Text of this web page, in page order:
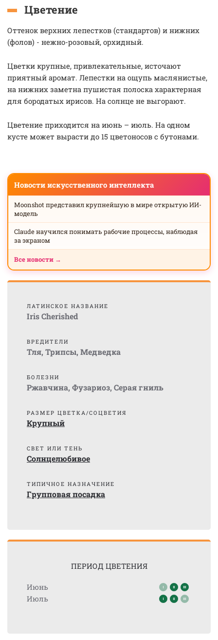
Цветение
Оттенок верхних лепестков (стандартов) и нижних
(фолов) - нежно-розовый, орхидный.
Цветки крупные, привлекательные, источают
приятный аромат. Лепестки на ощупь маслянистые,
на нижних заметна пушистая полоска характерная
для бородатых ирисов. На солнце не выгорают.
Цветение приходится на июнь – июль. На одном
кусте может вырасти до 15 цветоносов с бутонами.
Новости искусственного интеллекта
Moonshot представил крупнейшую в мире открытую ИИ-
модель
Claude научился понимать рабочие процессы, наблюдая
за экраном
Все новости →
ЛАТИНСКОЕ НАЗВАНИЕ
Iris Cherished
ВРЕДИТЕЛИ
Тля, Трипсы, Медведка
БОЛЕЗНИ
Ржавчина, Фузариоз, Серая гниль
РАЗМЕР ЦВЕТКА/СОЦВЕТИЯ
Крупный
СВЕТ ИЛИ ТЕНЬ
Солнцелюбивое
ТИПИЧНОЕ НАЗНАЧЕНИЕ
Групповая посадка
ПЕРИОД ЦВЕТЕНИЯ
Июнь
Июль